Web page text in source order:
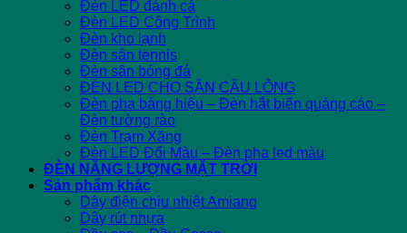
Đèn LED đánh cá
Đèn LED Công Trình
Đèn kho lạnh
Đèn sân tennis
Đèn sân bóng đá
ĐÈN LED CHO SÂN CẦU LÔNG
Đèn pha bảng hiệu – Đèn hắt biển quảng cáo –
Đèn tường rào
Đèn Trạm Xăng
Đèn LED Đổi Màu – Đèn pha led màu
ĐÈN NĂNG LƯỢNG MẶT TRỜI
Sản phẩm khác
Dây điện chịu nhiệt Amiang
Dây rút nhựa